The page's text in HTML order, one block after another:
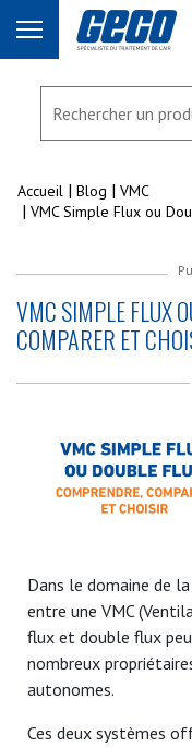
Accueil Blog
VMC
VMC Simple Flux ou
VMC SIMPLE FLUX
COMPARER ET
Dans le domaine de
entre une VMC
flux et double flux
nombreux
autonomes.
Ces deux systèmes